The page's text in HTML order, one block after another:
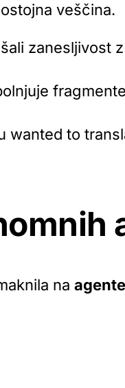
veščina.
zanesljivost
fragmente
wanted to
na